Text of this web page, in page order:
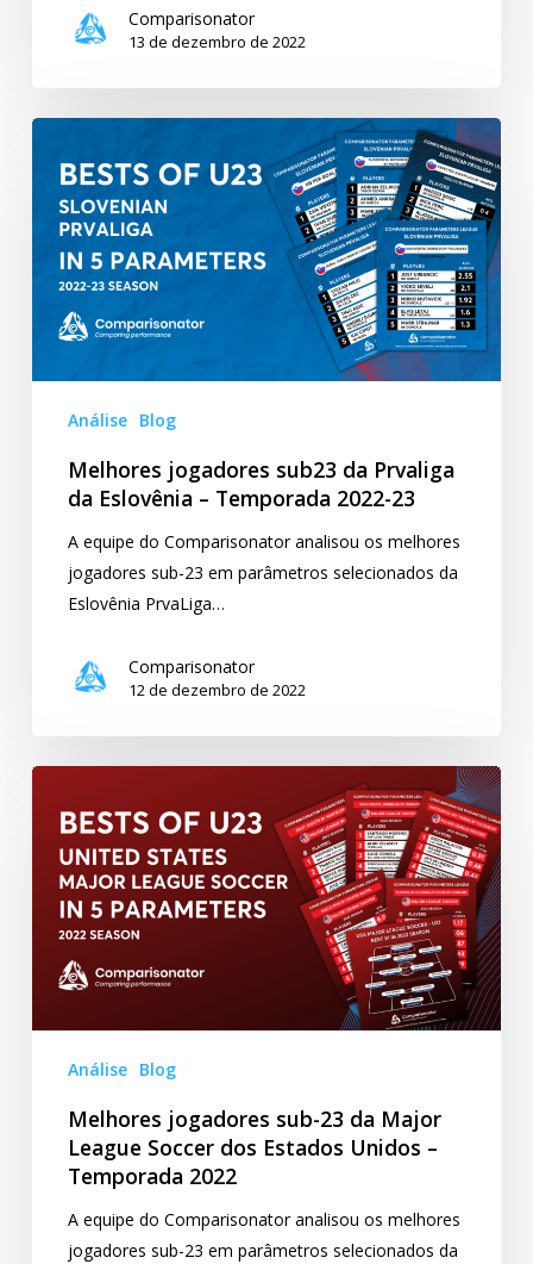
Comparisonator
13 de dezembro de 2022
jogadores
sub23
Prvaliga
Eslovênia
Temporada
2022-Análise Blog
Melhores jogadores sub23 da Prvaliga
da Eslovênia – Temporada 2022-23
A equipe do Comparisonator analisou os melhores
jogadores sub-23 em parâmetros selecionados da
Eslovênia PrvaLiga…
Comparisonator
12 de dezembro de 2022
jogadores
Major
League
Soccer
dos
Estados
Temporada
Análise Blog
Melhores jogadores sub-23 da Major
League Soccer dos Estados Unidos –
Temporada 2022
A equipe do Comparisonator analisou os melhores
jogadores sub-23 em parâmetros selecionados da